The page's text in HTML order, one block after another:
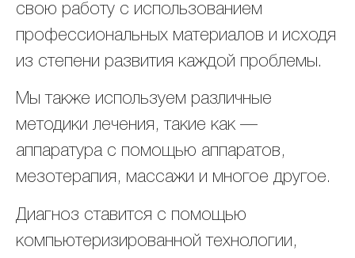
свою работу с использованием
профессиональных материалов и исходя
из степени развития каждой проблемы.
Мы также используем различные
методики лечения, такие как —
аппаратура с помощью аппаратов,
мезотерапия, массажи и многое другое.
Диагноз ставится с помощью
компьютеризированной технологии,